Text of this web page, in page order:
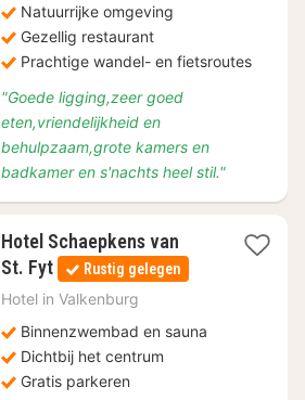
106,65
Natuurrijke omgeving
Gezellig restaurant
Prachtige wandel- en fietsroutes
"Goede ligging,zeer goed
eten,vriendelijkheid en
behulpzaam,grote kamers en
badkamer en s'nachts heel stil."
Hotel Schaepkens van
St. Fyt1
nacht
vanaf
119
Rustig gelegen
Hotel in Valkenburg
Binnenzwembad en sauna
Dichtbij het centrum
Gratis parkeren